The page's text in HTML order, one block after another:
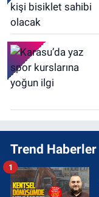
Trend Haberler
1